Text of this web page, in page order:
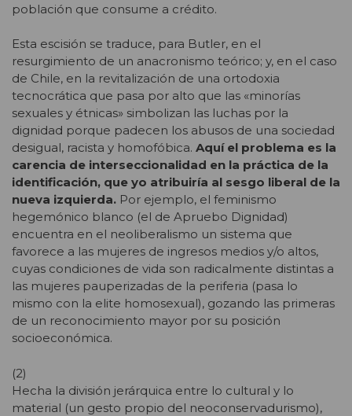
población que consume a crédito.
Esta escisión se traduce, para Butler, en el
resurgimiento de un anacronismo teórico; y, en el caso
de Chile, en la revitalización de una ortodoxia
tecnocrática que pasa por alto que las «minorías
sexuales y étnicas» simbolizan las luchas por la
dignidad porque padecen los abusos de una sociedad
desigual, racista y homofóbica. Aquí el problema es la
carencia de interseccionalidad en la práctica de la
identificación, que yo atribuiría al sesgo liberal de la
nueva izquierda. Por ejemplo, el feminismo
hegemónico blanco (el de Apruebo Dignidad)
encuentra en el neoliberalismo un sistema que
favorece a las mujeres de ingresos medios y/o altos,
cuyas condiciones de vida son radicalmente distintas a
las mujeres pauperizadas de la periferia (pasa lo
mismo con la elite homosexual), gozando las primeras
de un reconocimiento mayor por su posición
socioeconómica.
(2)
Hecha la división jerárquica entre lo cultural y lo
material (un gesto propio del neoconservadurismo),